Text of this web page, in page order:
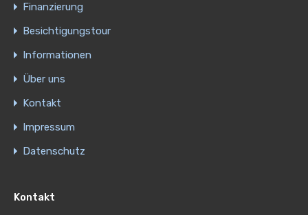
Finanzierung
Besichtigungstour
Informationen
Über uns
Kontakt
Impressum
Datenschutz
Kontakt